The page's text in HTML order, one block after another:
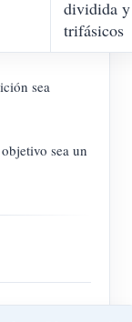
dividida y
trifásicos
sea
sea un